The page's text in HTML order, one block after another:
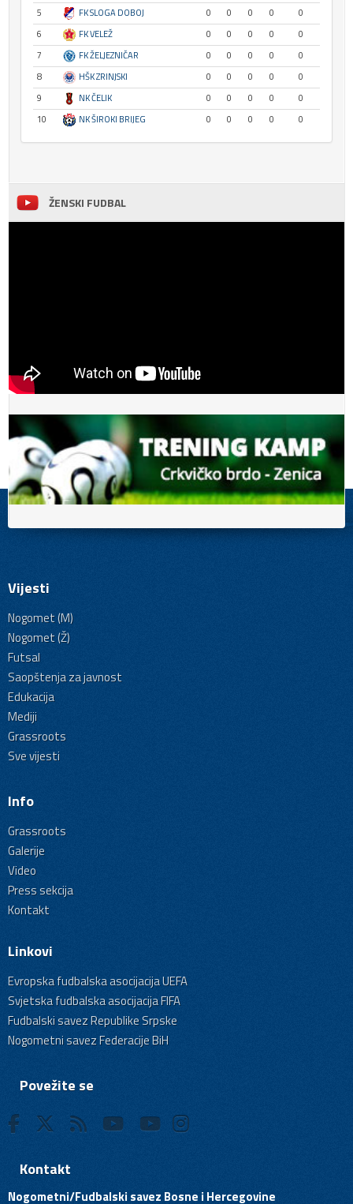
5
FK SLOGA DOBOJ 0 0 0 0
0
6
FK VELEŽ 0 0 0 0
0
7
FK ŽELJEZNIČAR 0 0 0 0
0
8
HŠK ZRINJSKI 0 0 0 0
0
9
NK ČELIK 0 0 0 0
0
10
NK ŠIROKI BRIJEG 0 0 0 0 0
ŽENSKI FUDBAL
Vijesti
Nogomet (M)
Nogomet (Ž)
Futsal
Saopštenja za javnost
Edukacija
Mediji
Grassroots
Sve vijesti
Info
Grassroots
Galerije
Video
Press sekcija
Kontakt
Linkovi
Evropska fudbalska asocijacija UEFA
Svjetska fudbalska asocijacija FIFA
Fudbalski savez Republike Srpske
Nogometni savez Federacije BiH
Povežite se
Kontakt
Nogometni/Fudbalski savez Bosne i Hercegovine